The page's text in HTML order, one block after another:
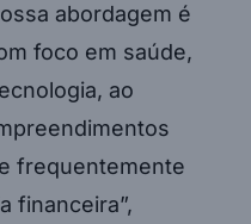
abordagem é
foco em saúde,
ao
frequentemente
financeira”,